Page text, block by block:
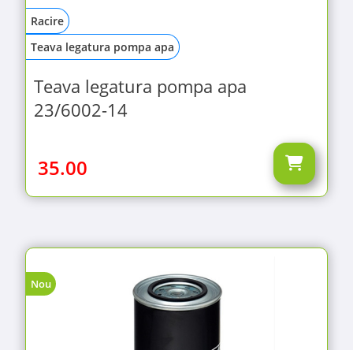
Racire
Teava legatura pompa apa
Teava legatura pompa apa
23/6002-14
35.00
Nou